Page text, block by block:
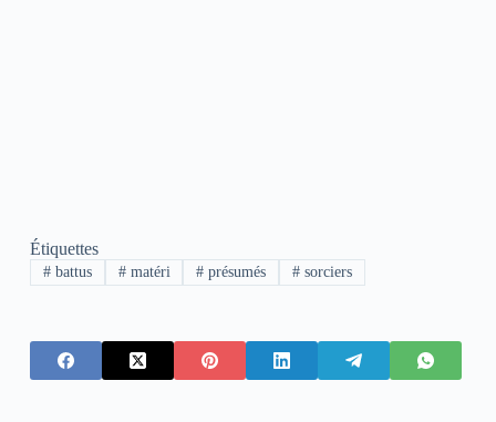
Étiquettes
#battus #matéri # présumés # sorciers